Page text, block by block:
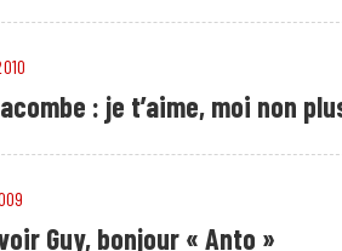
: je t’aime, moi non
Guy, bonjour « Anto »